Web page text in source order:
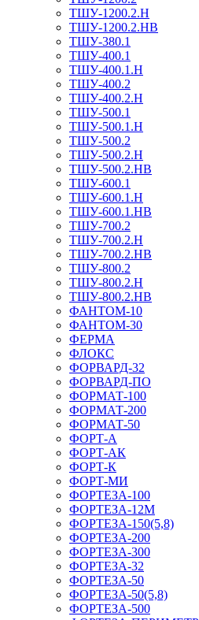
ТШУ-1200.2.Н
ТШУ-1200.2.НВ
ТШУ-380.1
ТШУ-400.1
ТШУ-400.1.Н
ТШУ-400.2
ТШУ-400.2.Н
ТШУ-500.1
ТШУ-500.1.Н
ТШУ-500.2
ТШУ-500.2.Н
ТШУ-500.2.НВ
ТШУ-600.1
ТШУ-600.1.Н
ТШУ-600.1.НВ
ТШУ-700.2
ТШУ-700.2.Н
ТШУ-700.2.НВ
ТШУ-800.2
ТШУ-800.2.Н
ТШУ-800.2.НВ
ФАНТОМ-10
ФАНТОМ-30
ФЕРМА
ФЛОКС
ФОРВАРД-32
ФОРВАРД-ПО
ФОРМАТ-100
ФОРМАТ-200
ФОРМАТ-50
ФОРТ-А
ФОРТ-АК
ФОРТ-К
ФОРТ-МИ
ФОРТЕЗА-100
ФОРТЕЗА-12М
ФОРТЕЗА-150(5,8)
ФОРТЕЗА-200
ФОРТЕЗА-300
ФОРТЕЗА-32
ФОРТЕЗА-50
ФОРТЕЗА-50(5,8)
ФОРТЕЗА-500